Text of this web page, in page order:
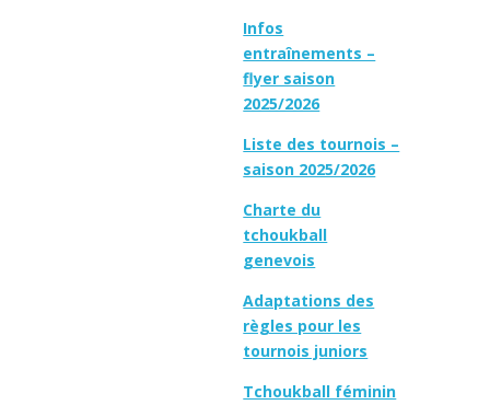
Infos
entraînements –
flyer saison
2025/2026
Liste des tournois –
saison 2025/2026
Charte du
tchoukball
genevois
Adaptations des
règles pour les
tournois juniors
Tchoukball féminin